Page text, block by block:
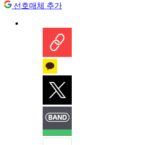
선호매체 추가